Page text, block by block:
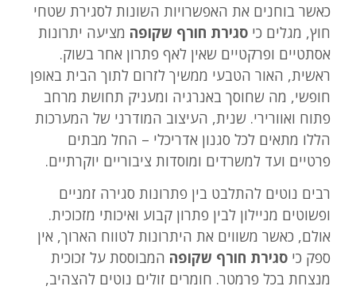
כאשר בוחנים את האפשרויות השונות לסגירת שטחי
חוץ, מגלים כיסגירת חורף שקופה מציעה יתרונות
אסתטיים ופרקטיים שאין לאף פתרון אחר בשוק.
ראשית, האור הטבעי ממשיך לזרום לתוך הבית באופן
חופשי, מה שחוסך באנרגיה ומעניק תחושת מרחב
פתוח ואוורירי. שנית, העיצוב המודרני של המערכות
הללו מתאים לכל סגנון אדריכלי – החל מבתים
פרטיים ועד למשרדים ומוסדות ציבוריים יוקרתיים.
רבים נוטים להתלבט בין פתרונות סגירה זמניים
ופשוטים מניילון לבין פתרון קבוע ואיכותי מזכוכית.
אולם, כאשר משווים את היתרונות לטווח הארוך, אין
ספק כיסגירת חורף שקופה המבוססת על זכוכית
מנצחת בכל פרמטר. חומרים זולים נוטים להצהיב,